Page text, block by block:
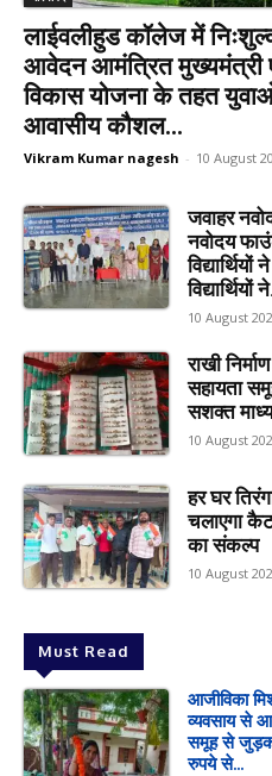
लाईवलीहुड कॉलेज में
आवेदन आमंत्रित मुख्यमंत्री
विकास योजना के तहत
आवासीय कौशल...
Vikram Kumar nagesh - 10 August
जवाहर
नवोदय
विद्यार्थियों
10 August
राखी
सहायता
सशक्त
10 August
हर घर
चलाएगा
का संकल्प
10 August
Must Read
आजीविका
व्यवसाय से
समूह से
रुपये से...